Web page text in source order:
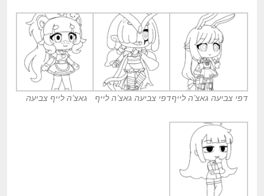
דפי צביעה גאצ’ה לייףדפי צביעה גאצ’ה לייף גאצ’ה לייף צביעה